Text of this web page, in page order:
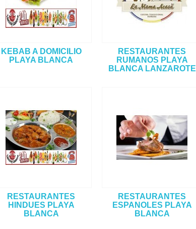
KEBAB A DOMICILIO
PLAYA BLANCA
RESTAURANTES
RUMANOS PLAYA
BLANCA LANZAROTE
RESTAURANTES
HINDUES PLAYA
BLANCA
RESTAURANTES
ESPANOLES PLAYA
BLANCA